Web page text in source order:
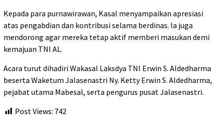
Kepada para purnawirawan, Kasal menyampaikan apresiasi
atas pengabdian dan kontribusi selama berdinas. Ia juga
mendorong agar mereka tetap aktif memberi masukan demi
kemajuan TNI AL.
Acara turut dihadiri Wakasal Laksdya TNI Erwin S. Aldedharma
beserta Waketum Jalasenastri Ny. Ketty Erwin S. Aldedharma,
pejabat utama Mabesal, serta pengurus pusat Jalasenastri.
Post Views: 742